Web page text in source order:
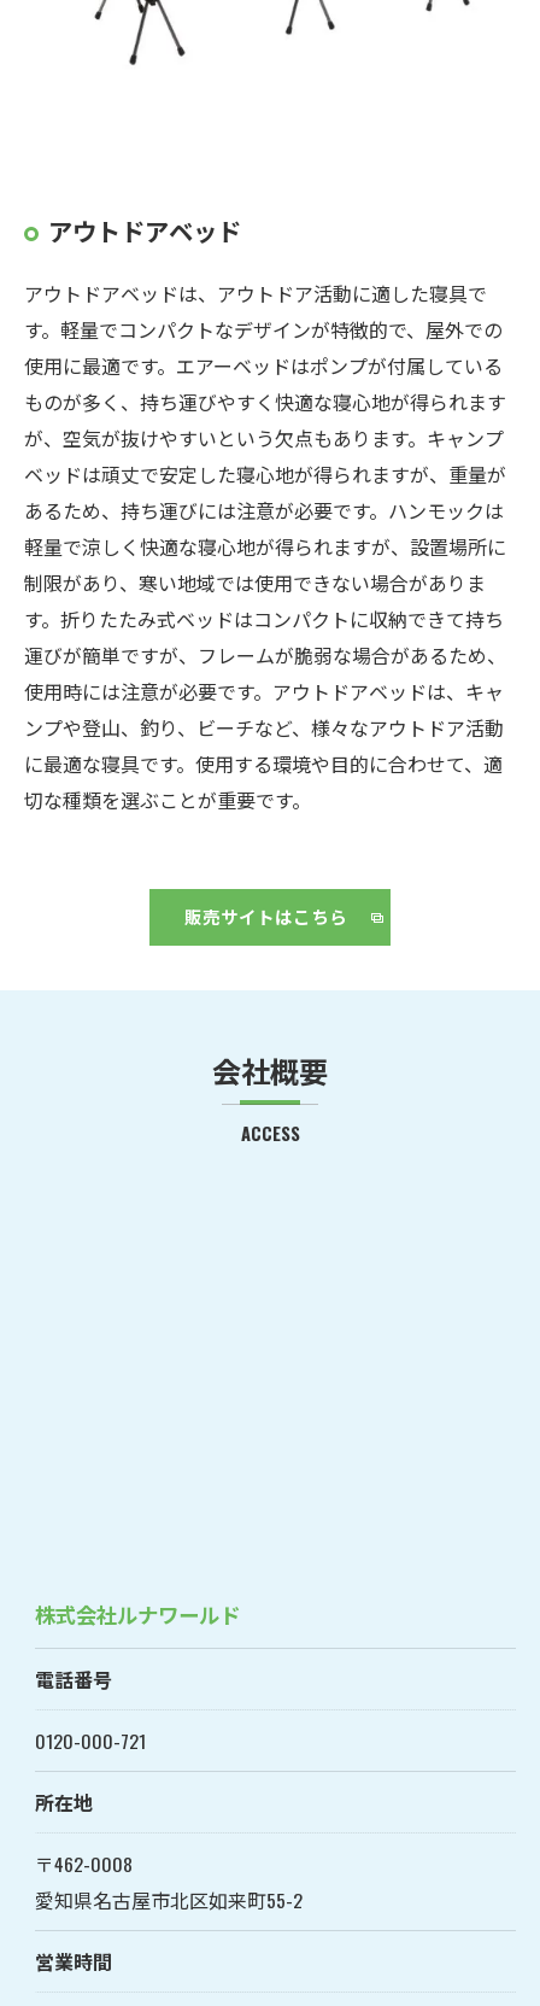
アウトドアベッド
アウトドアベッドは、アウトドア活動に適した寝具で
す。軽量でコンパクトなデザインが特徴的で、屋外での
使用に最適です。エアーベッドはポンプが付属している
ものが多く、持ち運びやすく快適な寝心地が得られます
が、空気が抜けやすいという欠点もあります。キャンプ
ベッドは頑丈で安定した寝心地が得られますが、重量が
あるため、持ち運びには注意が必要です。ハンモックは
軽量で涼しく快適な寝心地が得られますが、設置場所に
制限があり、寒い地域では使用できない場合がありま
す。折りたたみ式ベッドはコンパクトに収納できて持ち
運びが簡単ですが、フレームが脆弱な場合があるため、
使用時には注意が必要です。アウトドアベッドは、キャ
ンプや登山、釣り、ビーチなど、様々なアウトドア活動
に最適な寝具です。使用する環境や目的に合わせて、適
切な種類を選ぶことが重要です。
販売サイトはこちら
ACCESS
会社概要
株式会社ルナワールド
電話番号
0120-000-721
所在地
〒462-0008
愛知県名古屋市北区如来町55-2
営業時間